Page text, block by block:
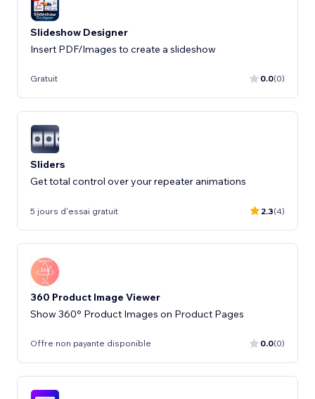
Slideshow Designer
Insert PDF/Images to create a slideshow
Gratuit 0.0(0)
Sliders
Get total control over your repeater animations
5 jours d'essai gratuit 2.3(4)
360 Product Image Viewer
Show 360° Product Images on Product Pages
Offre non payante disponible 0.0(0)